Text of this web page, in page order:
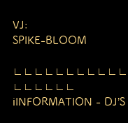
VJ:
SPIKE-BLOOM
∟∟∟∟∟∟ㅤ
ℹ️INFORMATION -